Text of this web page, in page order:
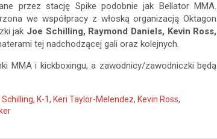
przez stację Spike podobnie jak Bellator MMA.
we współpracy z włoską organizacją Oktagon
jak Joe Schilling, Raymond Daniels, Kevin Ross,
tej nadchodzącej gali oraz kolejnych.
MMA i kickboxingu, a zawodnicy/zawodniczki będą
, K-1, Keri Taylor-Melendez, Kevin Ross,